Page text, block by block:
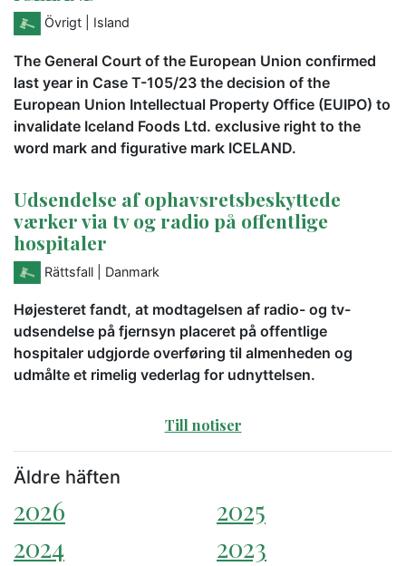
Övrigt | Island
The General Court of the European Union confirmed
last year in Case T-105/23 the decision of the
European Union Intellectual Property Office (EUIPO) to
invalidate Iceland Foods Ltd. exclusive right to the
word mark and figurative mark ICELAND.
Udsendelse af ophavsretsbeskyttede
værker via tv og radio på offentlige
hospitaler
Rättsfall | Danmark
Højesteret fandt, at modtagelsen af radio- og tv-
udsendelse på fjernsyn placeret på offentlige
hospitaler udgjorde overføring til almenheden og
udmålte et rimelig vederlag for udnyttelsen.
Till notiser
Äldre häften
2026
2025
2024
2023